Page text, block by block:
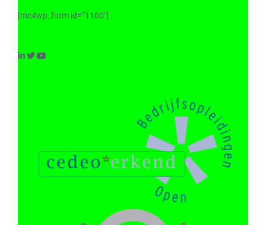
[mc4wp_form id=”1100″]